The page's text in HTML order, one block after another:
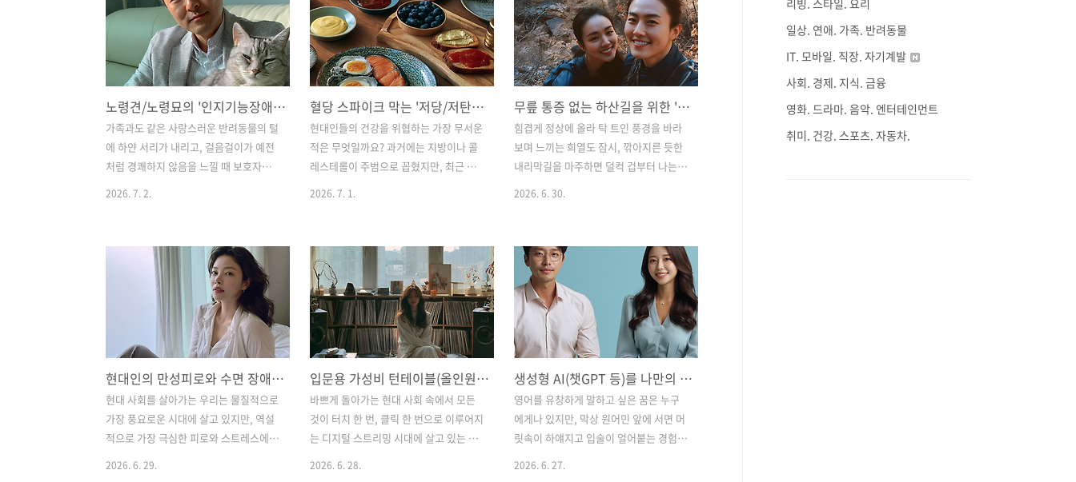
노령견/노령묘의 '인지기능장애(치매)' 초기 증상 구별법과 진행을 늦추는 홈케어 환경 조성
가족과도 같은 사랑스러운 반려동물의 털
에 하얀 서리가 내리고, 걸음걸이가 예전
처럼 경쾌하지 않음을 느낄 때 보호자의
신체적 노화에는 비교적 마음의 준비를
하고 대처를 해나갑니다. 하지만, 육체의
노화가 아닌 '마음과 기억의 노화', 즉 뇌
기능의 저하로 인해 찾아오는 변화 앞에
서는 당황하고 깊은 슬픔에 빠지는 경우
가 많습니다. "우리 아이가 갑자기 나를
못 알아보는 건 아닐까?", "밤마다 깨서
이유 없이 우는 이유가 무엇일까?" 이런
걱정들로 밤잠을 설치는 보호자님들이 셀
수 없이 많습니다.사람에게 치매가 찾아
오듯, 우리의 곁을 오래 지켜준 강아지와
(Cogn..
2026. 7. 2.
혈당 스파이크 막는 '저당/저탄수화물 만능 소스' 집에서 쉽게 만드는 법 (케첩, 고추장, 마요네즈 대체)
현대인들의 건강을 위협하는 가장 무서운
적은 무엇일까요? 과거에는 지방이나 콜
레스테롤이 주범으로 꼽혔지만, 최근 현
졸음이 쏟아지거나, 분명히 밥을 먹었는
데도 2~3시간 뒤에 참을 수 없는 허기가
밀려오거나, 유독 뱃살이 빠지지 않는다
면 당신도 혈당 스파이크를 겪고 있을 확
률이 매우 높습니다. 많은 분들이 혈당 관
리를 위해 밥이나 빵, 면 같은 정제 탄수화
물을 줄이고 샐러드나 닭가슴살 위주의
식단으로 전환합니다.하지만 여기서 우리
가 아주 쉽게 놓치는 치명적인 함정이 하
나 있습니다. 바로 무심코 뿌려 먹고, 찍어
먹고, 비벼 먹는 '소스'입니다. 다이어트
2026. 7. 1.
무릎 통증 없는 하산길을 위한 'BPL(경량 백패킹&등산)' 장비 다이어트 가이드: 가성비 교체 순위
힘겹게 정상에 올라 탁 트인 풍경을 바라
보며 느끼는 희열도 잠시, 깎아지른 듯한
내리막길을 마주하면 덜컥 겁부터 나는
두렵다"고 호소하는 등산객과 백패커들
이 셀 수 없이 많습니다. 평소에는 건강하
던 무릎도 무거운 배낭을 메고 하산하는
순간, 마치 날카로운 바늘로 찌르는 듯한
통증과 함께 삐걱거리기 시작합니다. 이
런 고통을 숙명처럼 받아들이고 진통제나
두꺼운 무릎 보호대에만 의존하고 계시지
는 않으신가요?물론 하체 근력을 기르고
등산 스틱을 올바르게 사용하는 등 기술
적인 부분도 중요합니다. 하지만 가장 근
본적이고 확실한 해결책은 바로 '우리가
2026. 6. 30.
현대인의 만성피로와 수면 장애를 해결하는 '미주신경(Vagus Nerve) 안정화' 하루 10분 루틴
현대 사회를 살아가는 우리는 물질적으로
가장 풍요로운 시대에 살고 있지만, 역설
적으로 가장 극심한 피로와 스트레스에
2026. 6. 29.
입문용 가성비 턴테이블(올인원 vs 분리형) 고르는 기준과 LP판 만성 휘어짐 방지 보관법
바쁘게 돌아가는 현대 사회 속에서 모든
것이 터치 한 번, 클릭 한 번으로 이루어지
는 디지털 스트리밍 시대에 살고 있는 우
2026. 6. 28.
생성형 AI(챗GPT 등)를 나만의 원어민 튜터로 만드는 상황별 영어 회화 실전 프롬프트 셋
영어를 유창하게 말하고 싶은 꿈은 누구
에게나 있지만, 막상 원어민 앞에 서면 머
릿속이 하얘지고 입술이 얼어붙는 경험,
2026. 6. 27.
리빙. 스타일. 요리
일상. 연애. 가족. 반려동물
IT. 모바일. 직장. 자기계발
사회. 경제. 지식. 금융
영화. 드라마. 음악. 엔터테인먼트
취미. 건강. 스포츠. 자동차.